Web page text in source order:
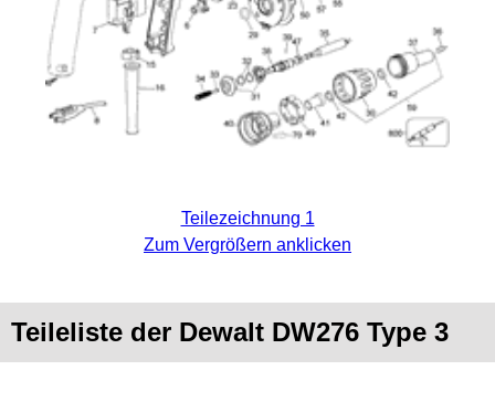
Teilezeichnung 1
Zum Vergrößern anklicken
Teileliste der Dewalt DW276 Type 3